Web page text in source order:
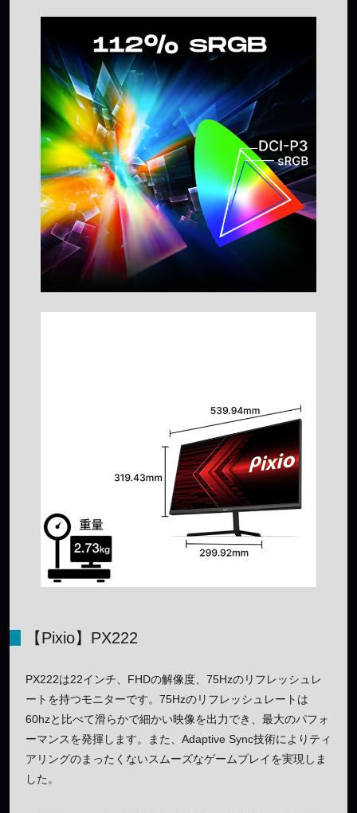
【Pixio】PX222
PX222は22インチ、FHDの解像度、75Hzのリフレッシュレ
ートを持つモニターです。75Hzのリフレッシュレートは
60hzと比べて滑らかで細かい映像を出力でき、最大のパフォ
ーマンスを発揮します。また、Adaptive Sync技術によりティ
アリングのまったくないスムーズなゲームプレイを実現しま
した。